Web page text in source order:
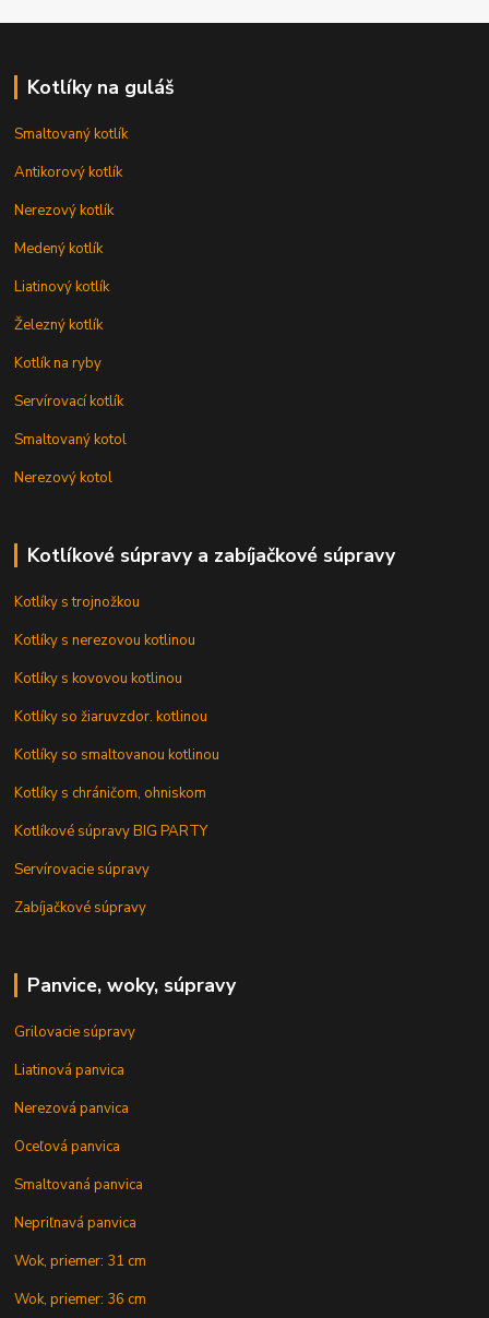
Kotlíky na guláš
Smaltovaný kotlík
Antikorový kotlík
Nerezový kotlík
Medený kotlík
Liatinový kotlík
Železný kotlík
Kotlík na ryby
Servírovací kotlík
Smaltovaný kotol
Nerezový kotol
Kotlíkové súpravy a zabíjačkové súpravy
Kotlíky s trojnožkou
Kotlíky s nerezovou kotlinou
Kotlíky s kovovou kotlinou
Kotlíky so žiaruvzdor. kotlinou
Kotlíky so smaltovanou kotlinou
Kotlíky s chráničom, ohniskom
Kotlíkové súpravy BIG PARTY
Servírovacie súpravy
Zabíjačkové súpravy
Panvice, woky, súpravy
Grilovacie súpravy
Liatinová panvica
Nerezová panvica
Oceľová panvica
Smaltovaná panvica
Nepriľnavá panvica
Wok, priemer: 31 cm
Wok, priemer: 36 cm